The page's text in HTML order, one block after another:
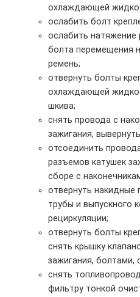
охлаждающей
ослабить болт
ослабить натяжение
болта перемещения
ремень;
отвернуть болты
охлаждающей
шкива;
снять провода с
зажигания,
отсоединить
разъемов катушек
сборе с
отвернуть накидные
трубы и выпускного
рециркуляции;
отвернуть болты
снять крышку
зажигания, болтами,
снять
фильтру тонкой